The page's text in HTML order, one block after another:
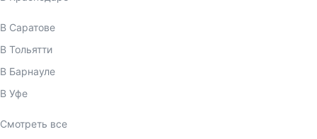
В Саратове
В Тольятти
В Барнауле
В Уфе
Смотреть все